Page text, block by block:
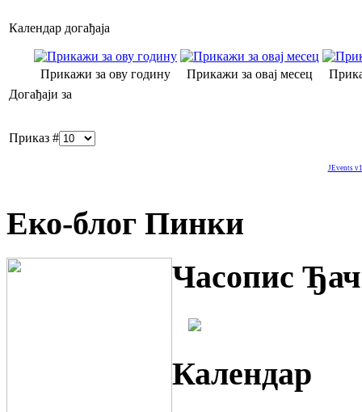
Календар догађаја
Прикажи за ову годину Прикажи за овај месец
Догађаји за
Приказ #
JEvents
Еко-блог Пинки
Часопис
Календар